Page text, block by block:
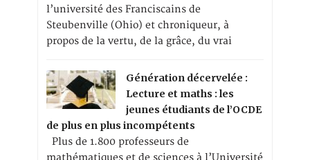
l’université des Franciscains de
Steubenville (Ohio) et chroniqueur, à
propos de la vertu, de la grâce, du vrai
Génération décervelée :
Lecture et maths : les
jeunes étudiants de l’OCDE
de plus en plus incompétents
Plus de 1.800 professeurs de
mathématiques et de sciences à l’Université